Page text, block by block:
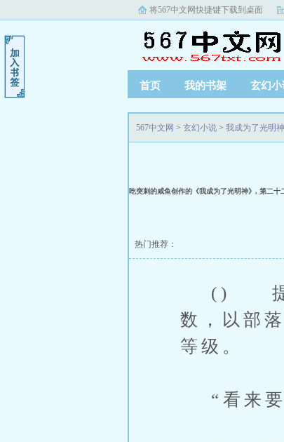
将567中文网快捷键下载到桌面
首页 我的书架 玄幻小
567中文网 > 玄幻小说 > 我成为了光明神
吃突刺的咸鱼创作的《我成为了光明神》, 第二
热门推荐：
() 提升
数，以部
等级。
“看来要